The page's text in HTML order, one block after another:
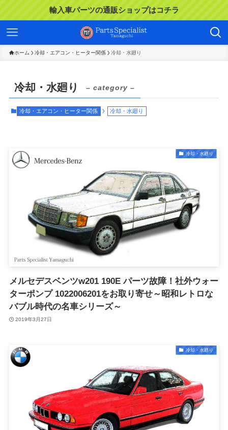
輸入車パーツの通販ショップはコチラ
ホーム 冷却・エアコン・ヒーター関係 冷却・水廻り
冷却・水廻り – category –
冷却・エアコン・ヒーター関係 冷却・水廻り
冷却・水廻り
メルセデスベンツw201 190E パーツ故障！社外ウォー
ターポンプ 1022006201をお取り寄せ～昭和レトロな
バブル時代の名車シリーズ～
2019年3月27日
冷却・水廻り